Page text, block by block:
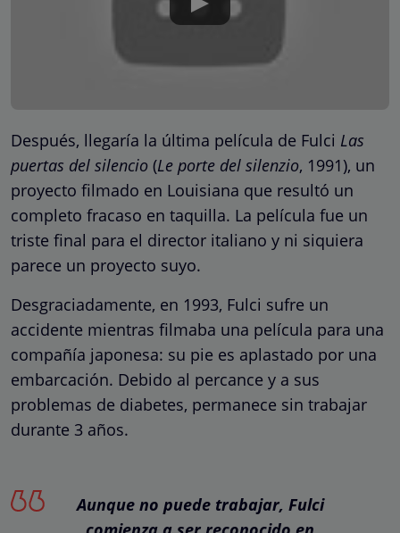
Después, llegaría la última película de Fulci Las
puertas del silencio (Le porte del silenzio, 1991), un
proyecto filmado en Louisiana que resultó un
completo fracaso en taquilla. La película fue un
triste final para el director italiano y ni siquiera
parece un proyecto suyo.
Desgraciadamente, en 1993, Fulci sufre un
accidente mientras filmaba una película para una
compañía japonesa: su pie es aplastado por una
embarcación. Debido al percance y a sus
problemas de diabetes, permanece sin trabajar
durante 3 años.
Aunque no puede trabajar, Fulci